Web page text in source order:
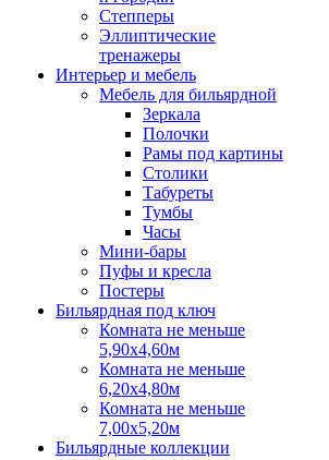
Степперы
Эллиптические
тренажеры
Интерьер и мебель
Мебель для бильярдной
Зеркала
Полочки
Рамы под картины
Столики
Табуреты
Тумбы
Часы
Мини-бары
Пуфы и кресла
Постеры
Бильярдная под ключ
Комната не меньше
5,90х4,60м
Комната не меньше
6,20х4,80м
Комната не меньше
7,00х5,20м
Бильярдные коллекции